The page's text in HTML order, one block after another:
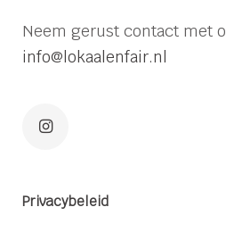
2026
heeft
Neem gerust contact met
info@lokaalenfair.nl
Privacybeleid